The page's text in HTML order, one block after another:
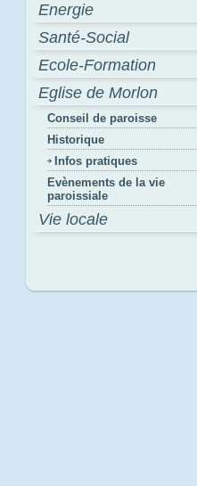
Energie
Santé-Social
Ecole-Formation
Eglise de Morlon
Conseil de paroisse
Historique
Infos pratiques
Evènements de la vie
paroissiale
Vie locale